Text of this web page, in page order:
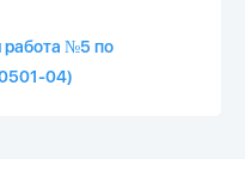
работа №5 по
04)